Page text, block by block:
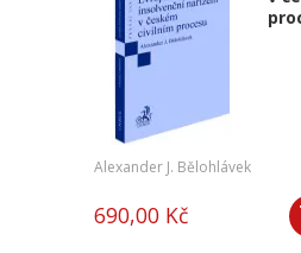
Alexander J. Bělohlávek
690,00 Kč